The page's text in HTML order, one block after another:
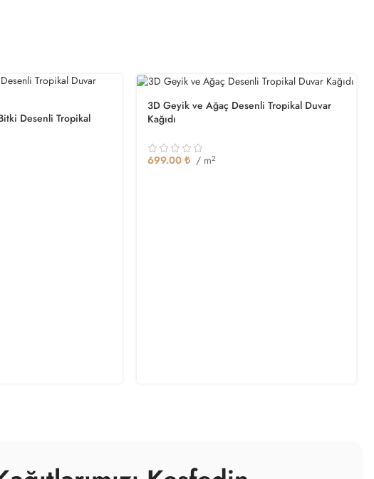
Desenli Tropikal
3D Geyik ve Ağaç Desenli Tropikal Duvar
Kağıdı
699.00 ₺ / m2